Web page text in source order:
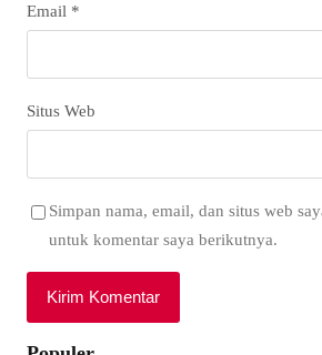
Email *
Situs Web
Simpan nama, email, dan situs web
untuk komentar saya berikutnya.